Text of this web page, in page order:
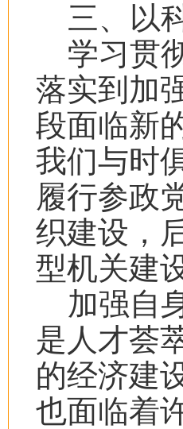
三、以
学习贯
落实到加
段面临新
我们与时
履行参政
织建设，
型机关建
加强自
是人才荟
的经济建
也面临着